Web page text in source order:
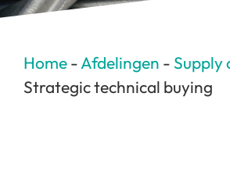
Home-Afdelingen -Supply
Strategic technical buying